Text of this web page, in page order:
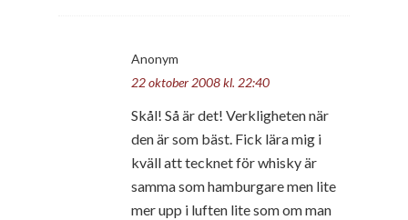
Anonym
22 oktober 2008 kl. 22:40
Skål! Så är det! Verkligheten när
den är som bäst. Fick lära mig i
kväll att tecknet för whisky är
samma som hamburgare men lite
mer upp i luften lite som om man